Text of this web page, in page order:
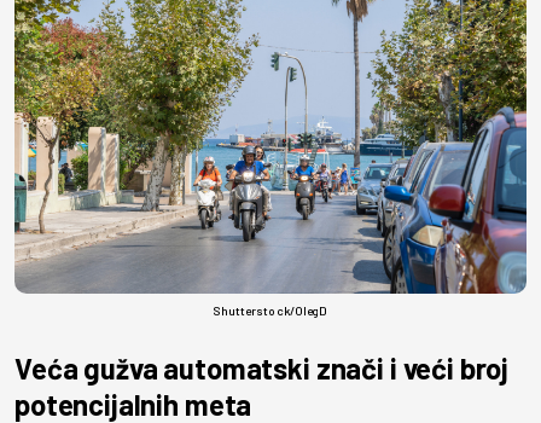
Shutterstock/OlegD
Veća gužva automatski znači i veći broj
potencijalnih meta